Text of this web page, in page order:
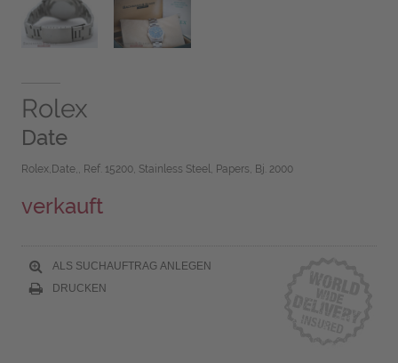
Rolex
Date
Rolex,Date,, Ref. 15200, Stainless Steel, Papers, Bj. 2000
verkauft
ALS SUCHAUFTRAG ANLEGEN
DRUCKEN